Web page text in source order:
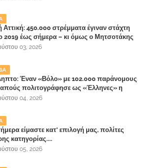
Αττική: 450.000 στρέμματα έγιναν στάχτη
2019 έως σήμερα – κι όμως ο Μητσοτάκης
και 45% στις εκλογές του 2023,ενώ 50%
03, 2026
Έναν «Βόλο» με 102.000 παράνομους
πολιτογράφησε ως «Έλληνες» η
04, 2026
είμαστε κατ' επιλογή μας, πολίτες
κατηγορίας....
05, 2026